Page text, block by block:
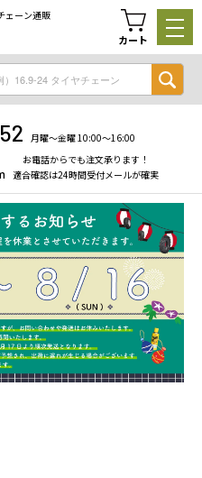
ェーン通販
カート
月曜〜金曜 10:00〜16:00
お電話からでも注文承ります！
適合確認は24時間受付メールが確実